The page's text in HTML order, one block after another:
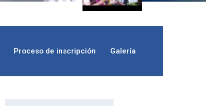
Proceso de inscripción Galería